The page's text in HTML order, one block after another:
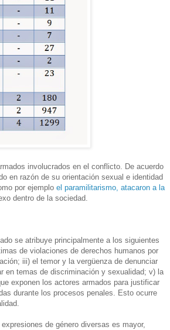
involucrados en el conflicto. De acuerdo
en razón de su orientación sexual e identidad
por ejemplo el paramilitarismo, atacaron a la
dentro de la sociedad.
se atribuye principalmente a los siguientes
de violaciones de derechos humanos por
iii) el temor y la vergüenza de denunciar
en temas de discriminación y sexualidad; v) la
exponen los actores armados para justificar
durante los procesos penales. Esto ocurre
de género diversas es mayor,